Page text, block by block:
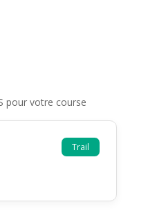
pour votre course
Trail